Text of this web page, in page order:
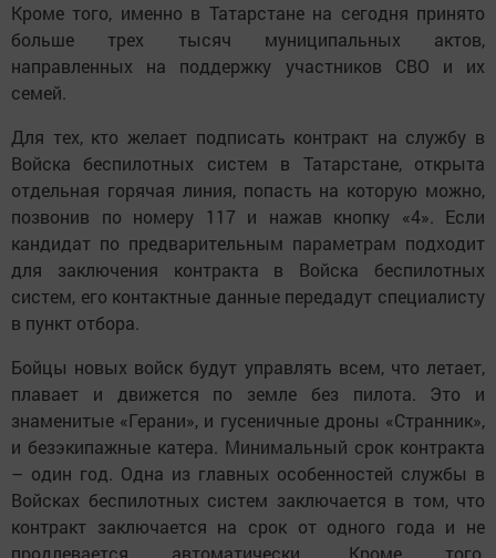
Кроме того, именно в Татарстане на сегодня принято
больше трех тысяч муниципальных актов,
направленных на поддержку участников СВО и их
семей.
Для тех, кто желает подписать контракт на службу в
Войска беспилотных систем в Татарстане, открыта
отдельная горячая линия, попасть на которую можно,
позвонив по номеру 117 и нажав кнопку «4». Если
кандидат по предварительным параметрам подходит
для заключения контракта в Войска беспилотных
систем, его контактные данные передадут специалисту
в пункт отбора.
Бойцы новых войск будут управлять всем, что летает,
плавает и движется по земле без пилота. Это и
знаменитые «Герани», и гусеничные дроны «Странник»,
и безэкипажные катера. Минимальный срок контракта
– один год. Одна из главных особенностей службы в
Войсках беспилотных систем заключается в том, что
контракт заключается на срок от одного года и не
продлевается автоматически. Кроме того,